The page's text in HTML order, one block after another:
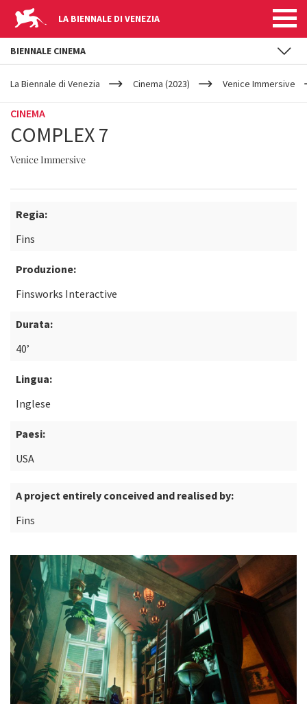
LA BIENNALE DI VENEZIA
YOUR
ARE
La Biennale di Venezia Cinema (2023) Venice Immersive
CINEMA
COMPLEX 7
Venice Immersive
Regia:
Fins
Produzione:
Finsworks Interactive
Durata:
40’
Lingua:
Inglese
Paesi:
USA
A project entirely conceived and realised by:
Fins
BIENNALE CINEMA